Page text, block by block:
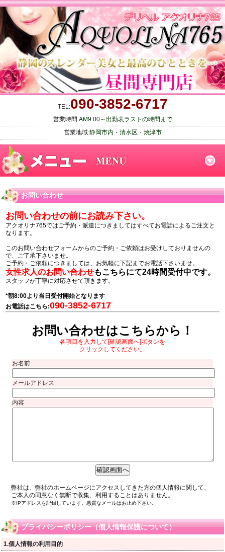
TEL:090-3852-6717
営業時間:AM9:00～出勤表ラストの時間まで
営業地域:静岡市内・清水区・焼津市
お問い合わせ
お問い合わせの前にお読み下さい。
アクオリナ765ではご予約・派遣につきましてはすべてお電話によるご注文と
なります。
このお問い合わせフォームからのご予約・ご依頼はお受けしておりませんの
で、ご了承下さいませ。
ご予約・ご依頼につきましては、お気軽に下記までお電話下さいませ。
女性求人のお問い合わせもこちらにて24時間受付中です。
スタッフが丁寧に対応させて頂きます。
*朝8:00より当日受付開始となります
お電話はこちら:090-3852-6717
お問い合わせはこちらから！
各項目を入力して[確認画面へ]ボタンを
クリックしてください。
お名前
メールアドレス
内容
弊社は、弊社のホームページにアクセスしてきた方の個人情報に関して、
ご本人の同意なく無断で収集、利用することはありません。
※IPアドレスを記録しています。悪質なメールはお止め下さい。
プライバシーポリシー（個人情報保護について）
1.個人情報の利用目的